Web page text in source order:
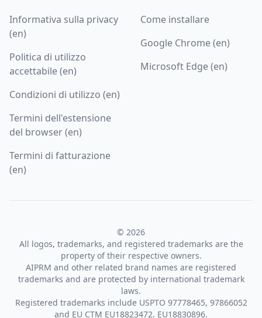
Informativa sulla privacy
(en)
Politica di utilizzo
accettabile (en)
Condizioni di utilizzo (en)
Termini dell'estensione
del browser (en)
Termini di fatturazione
(en)
Come installare
Google Chrome (en)
Microsoft Edge (en)
© 2026
All logos, trademarks, and registered trademarks are the
property of their respective owners.
AIPRM and other related brand names are registered
trademarks and are protected by international trademark
laws.
Registered trademarks include USPTO 97778465, 97866052
and EU CTM EU18823472, EU18830896.